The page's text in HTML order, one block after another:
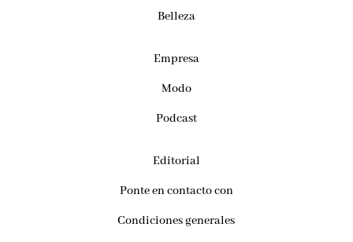
Belleza
Empresa
Modo
Podcast
Editorial
Ponte en contacto con
Condiciones generales